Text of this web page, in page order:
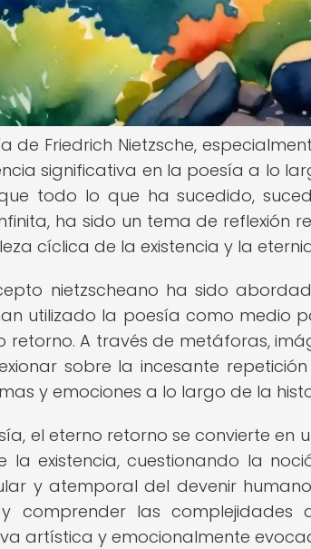
de Friedrich Nietzsche,
significativa en la poesía a lo
todo lo que ha sucedido,
ha sido un tema de reflexión
cíclica de la existencia y la
nietzscheano ha sido
utilizado la poesía como medio
retorno. A través de metáforas,
sobre la incesante
y emociones a lo largo de la
el eterno retorno se convierte
la existencia, cuestionando la
y atemporal del devenir
comprender las complejidades
artística y emocionalmente